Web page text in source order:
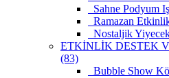
Sahne Podyum
Ramazan
Nostaljik
ETKİNLİK DESTEK
(83)
Bubble Show